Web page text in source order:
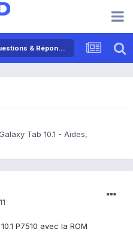
Samsung Galaxy Tab 10.1 - Aides, Questions & Réponses
Tab 10.1 - Aides,
P7510 avec la ROM